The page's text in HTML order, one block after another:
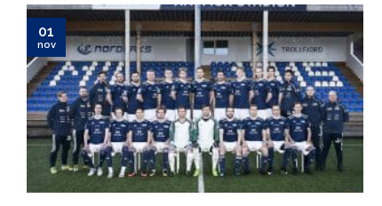
01
nov